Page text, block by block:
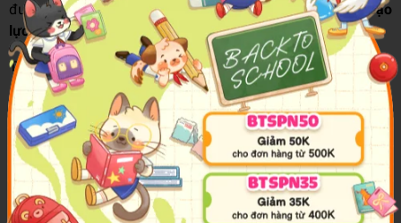
đường này với bộ sách:K
ỹ năng phòng tránh bắt nạt và bạo
lực học đường.
Thông qua 10 chủ đề:
- Mình không thích bị cười nhạo
- Mình không thích bị đụng chạm
- Mình không thích bị đẩy ngã
- Mình không thích bị trấn lột đồ